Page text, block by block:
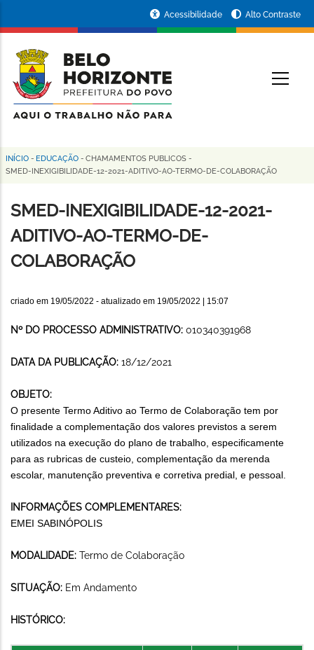
conteúdo
principal
da
Prefeitura
de
Horizonte
Acessibilidade Alto Contraste
Trilha
navegação
INÍCIO - EDUCAÇÃO - CHAMAMENTOS PUBLICOS -
SMED-INEXIGIBILIDADE-12-2021-ADITIVO-AO-TERMO-DE-COLABORAÇÃO
SMED-INEXIGIBILIDADE-12-2021-
ADITIVO-AO-TERMO-DE-
COLABORAÇÃO
criado em 19/05/2022 - atualizado em 19/05/2022 | 15:07
Nº DO PROCESSO ADMINISTRATIVO: 010340391968
DATA DA PUBLICAÇÃO: 18/12/2021
OBJETO:
O presente Termo Aditivo ao Termo de Colaboração tem por
finalidade a complementação dos valores previstos a serem
utilizados na execução do plano de trabalho, especificamente
para as rubricas de custeio, complementação da merenda
escolar, manutenção preventiva e corretiva predial, e pessoal.
INFORMAÇÕES COMPLEMENTARES:
EMEI SABINÓPOLIS
MODALIDADE: Termo de Colaboração
SITUAÇÃO: Em Andamento
HISTÓRICO: